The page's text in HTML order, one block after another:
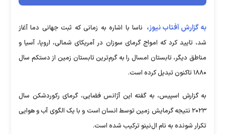
به گزارش آفتاب نیوز، ناسا با اشاره به زمانی که ثبت جهانی دما آغاز
شد، تایید کرد که امواج گرمای سوزان در آمریکای شمالی، اروپا، آسیا و
مناطق دیگر، تابستان امسال را به گرم‌ترین تابستان زمین از دستکم سال
۱۸۸۰ تاکنون تبدیل کرده است.
به گزارش اسپیس، به گفته این آژانس فضایی، گرمای رکوردشکن سال
۲۰۲۳ نتیجه گرمایش زمین توسط انسان است و با یک الگوی آب و هوایی
تکرار شونده به نام ال‌نینو ترکیب شده است.